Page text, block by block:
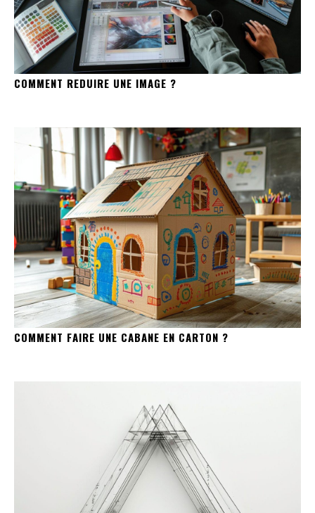
COMMENT REDUIRE UNE IMAGE ?
COMMENT FAIRE UNE CABANE EN CARTON ?